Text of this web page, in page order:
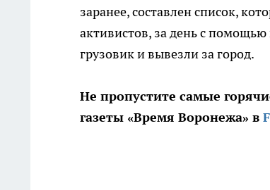
заранее, составлен список,
активистов, за день с
грузовик и вывезли за город.
Не пропустите самые
газеты «Время Воронежа» в